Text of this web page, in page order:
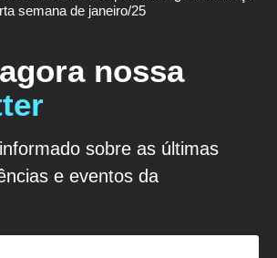
semana de janeiro/25
nossa
sobre as últimas
e eventos da